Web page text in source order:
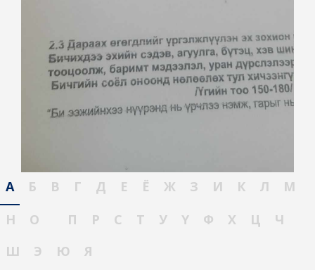
А Б В Г Д Е Ё Ж З И К Л
М
Н
О П Р С Т У Ү Ф Х Ц
Ч
Ш
Э Ю Я